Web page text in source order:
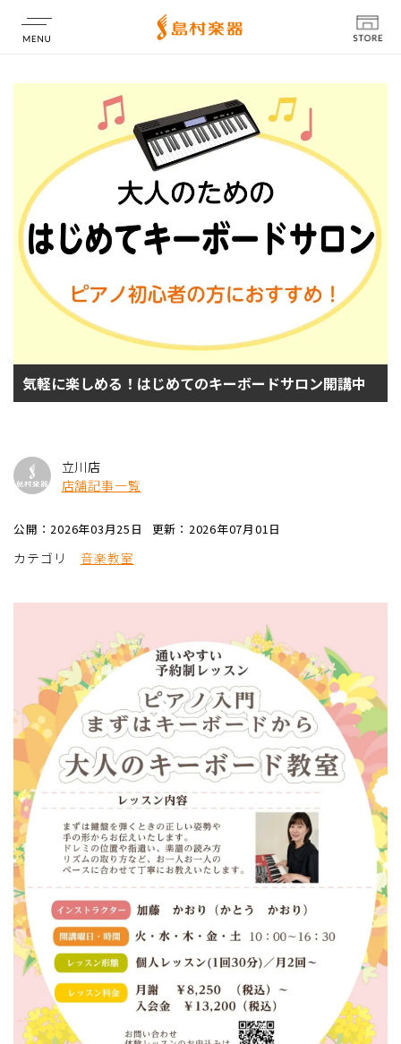
店舗情報
気軽に楽しめる！はじめてのキーボードサロン開講中
立川店
店舗記事一覧
公開：2026年03月25日 更新：2026年07月01日
カテゴリ 音楽教室